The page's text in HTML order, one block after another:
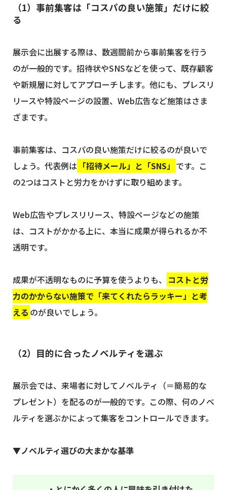
（1）事前集客は「コスパの良い施策」だけに絞
る
展示会に出展する際は、数週間前から事前集客を行う
のが一般的です。招待状やSNSなどを使って、既存顧客
や新規層に対してアプローチします。他にも、プレスリ
リースや特設ページの設置、Web広告など施策はさま
ざまです。
事前集客は、コスパの良い施策だけに絞るのが良いで
しょう。代表例は 「招待メール」と「SNS」 です。こ
の2つはコストと労力をかけずに取り組めます。
Web広告やプレスリリース、特設ページなどの施策
は、コストがかかる上に、本当に成果が得られるか不
透明です。
成果が不透明なものに予算を使うよりも、
コストと労
力のかからない施策で「来てくれたらラッキー」と考
える のが良いでしょう。
（2）目的に合ったノベルティを選ぶ
展示会では、来場者に対してノベルティ（＝簡易的な
プレゼント）を配るのが一般的です。この際、何のノベ
ルティを選ぶかによって集客をコントロールできます。
▼ノベルティ選びの大まかな基準